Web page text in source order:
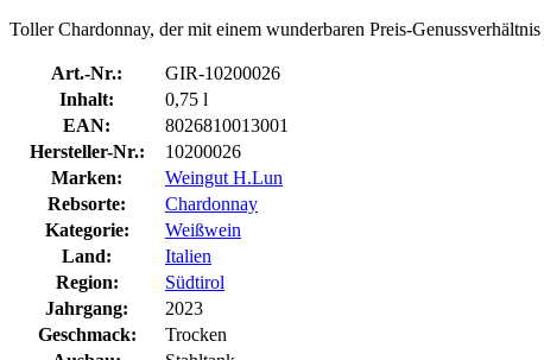
Toller Chardonnay, der mit einem wunderbaren Preis-
Art.-Nr.:
GIR-10200026
Inhalt:
0,75 l
EAN:
8026810013001
Hersteller-Nr.:
10200026
Marken:
Weingut H.Lun
Rebsorte:
Chardonnay
Kategorie:
Weißwein
Land:
Italien
Region:
Südtirol
Jahrgang:
2023
Geschmack:
Trocken